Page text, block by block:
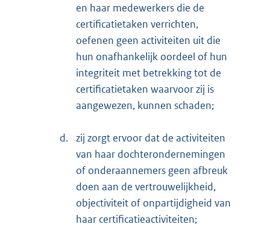
en haar medewerkers die de
certificatietaken verrichten,
oefenen geen activiteiten uit die
hun onafhankelijk oordeel of hun
integriteit met betrekking tot de
certificatietaken waarvoor zij is
aangewezen, kunnen schaden;
d. zij zorgt ervoor dat de activiteiten
van haar dochterondernemingen
of onderaannemers geen afbreuk
doen aan de vertrouwelijkheid,
objectiviteit of onpartijdigheid van
haar certificatieactiviteiten;